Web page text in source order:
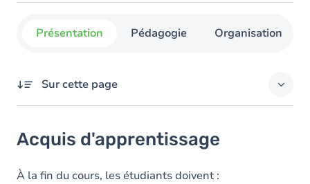
Présentation Pédagogie Organisation
Sur cette page
Objectifs
Contenu
Acquis d'apprentissage
À la fin du cours, les étudiants doivent :